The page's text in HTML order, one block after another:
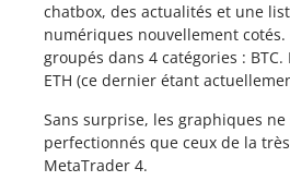
chatbox, des actualités et une
numériques nouvellement cotés.
groupés dans 4 catégories : BTC.
ETH (ce dernier étant
Sans surprise, les graphiques ne
perfectionnés que ceux de la
MetaTrader 4.